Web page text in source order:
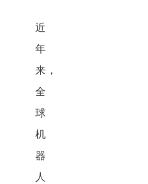
近
年
来，
全
球
机
器
人